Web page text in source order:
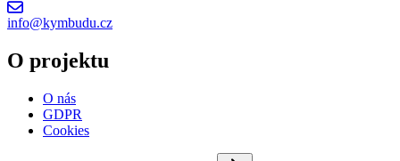
info@kymbudu.cz
O projektu
O nás
GDPR
Cookies